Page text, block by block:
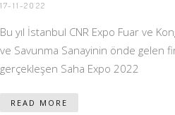
17-11-2022
Bu yıl İstanbul CNR Expo Fuar ve
ve Savunma Sanayinin önde gelen
gerçekleşen Saha Expo 2022
READ MORE